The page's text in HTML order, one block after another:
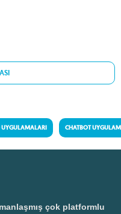
UYGULAMALARI CHATBOT
çok platformlu